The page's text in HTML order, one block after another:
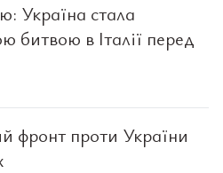
Україна стала
битвою в Італії перед
фронт проти України